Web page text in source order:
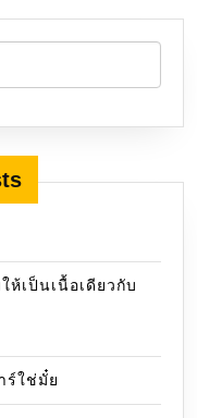
ห้เป็นเนื้อเดียวกับ
ร์ใช่มั๋ย